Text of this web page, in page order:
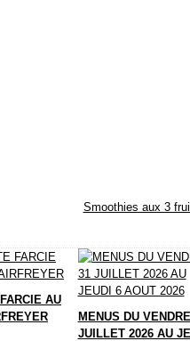
Smoothies aux 3
AU
MENUS DU
JUILLET 2026 AU